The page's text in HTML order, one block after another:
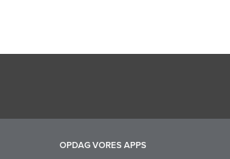
OPDAG VORES APPS